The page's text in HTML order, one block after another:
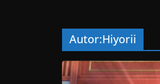
Autor:Hiyorii